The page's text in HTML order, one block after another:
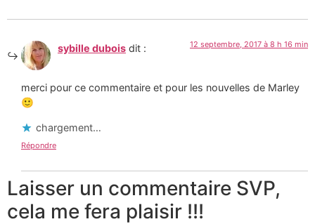
sybille dubois dit : 12 septembre, 2017 à 8 h 16 min
merci pour ce commentaire et pour les nouvelles de Marley
🙂
chargement…
Répondre
Laisser un commentaire SVP,
cela me fera plaisir !!!